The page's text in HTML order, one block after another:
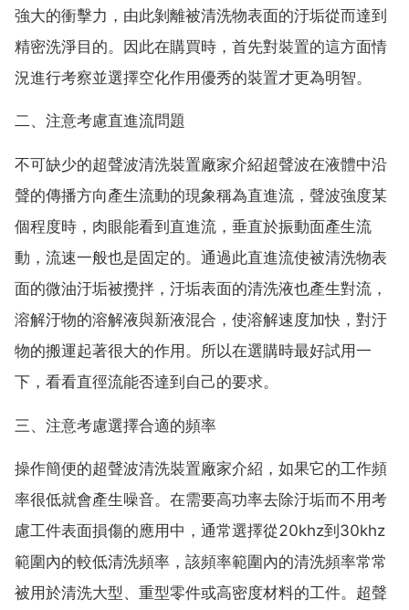
強大的衝擊力，由此剝離被清洗物表面的汙垢從而達到
精密洗淨目的。因此在購買時，首先對裝置的這方面情
況進行考察並選擇空化作用優秀的裝置才更為明智。
二、注意考慮直進流問題
不可缺少的超聲波清洗裝置廠家介紹超聲波在液體中沿
聲的傳播方向產生流動的現象稱為直進流，聲波強度某
個程度時，肉眼能看到直進流，垂直於振動面產生流
動，流速一般也是固定的。通過此直進流使被清洗物表
面的微油汙垢被攪拌，汙垢表面的清洗液也產生對流，
溶解汙物的溶解液與新液混合，使溶解速度加快，對汙
物的搬運起著很大的作用。所以在選購時最好試用一
下，看看直徑流能否達到自己的要求。
三、注意考慮選擇合適的頻率
操作簡便的超聲波清洗裝置廠家介紹，如果它的工作頻
率很低就會產生噪音。在需要高功率去除汙垢而不用考
慮工件表面損傷的應用中，通常選擇從20khz到30khz
範圍內的較低清洗頻率，該頻率範圍內的清洗頻率常常
被用於清洗大型、重型零件或高密度材料的工件。超聲